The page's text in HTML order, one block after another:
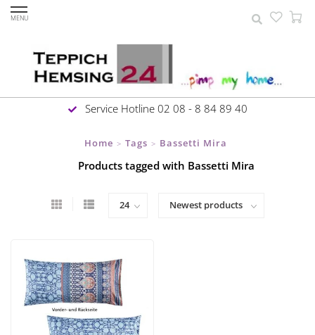
MENU
Service Hotline 02 08 - 8 84 89 40
Home > Tags > Bassetti Mira
Products tagged with Bassetti Mira